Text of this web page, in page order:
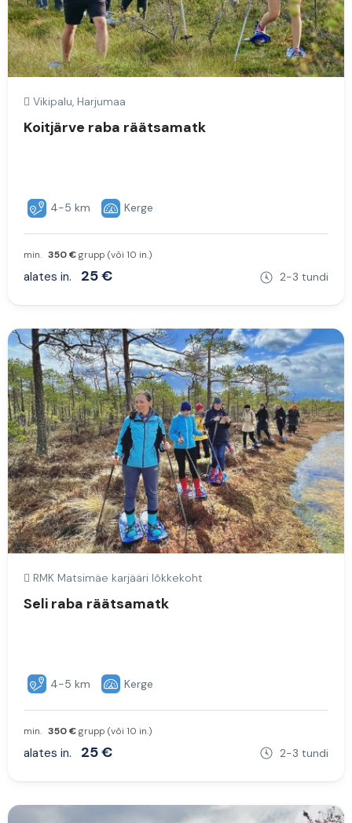
Vikipalu, Harjumaa
Koitjärve raba räätsamatk
4-5 km Kerge
min. 350 €grupp (või 10 in.)
alates in. 25 € 2-3 tundi
RMK Matsimäe karjääri lõkkekoht
Seli raba räätsamatk
4-5 km Kerge
min. 350 €grupp (või 10 in.)
alates in. 25 € 2-3 tundi